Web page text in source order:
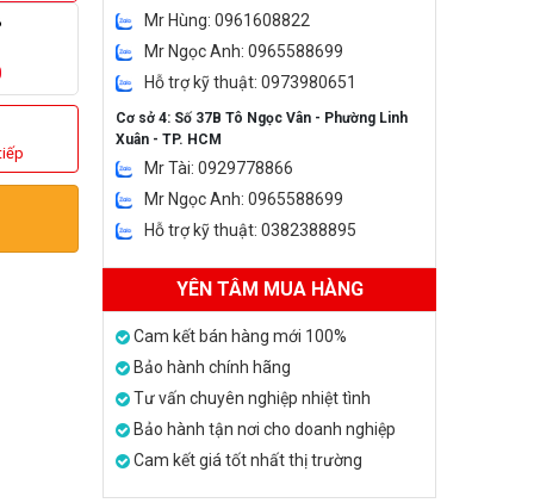
Mr Hùng: 0961608822
Mr Ngọc Anh: 0965588699
Hỗ trợ kỹ thuật: 0973980651
Cơ sở 4: Số 37B Tô Ngọc Vân - Phường Linh
Xuân - TP. HCM
Mr Tài: 0929778866
Mr Ngọc Anh: 0965588699
Hỗ trợ kỹ thuật: 0382388895
YÊN TÂM MUA HÀNG
Cam kết bán hàng mới 100%
Bảo hành chính hãng
Tư vấn chuyên nghiệp nhiệt tình
Bảo hành tận nơi cho doanh nghiệp
Cam kết giá tốt nhất thị trường